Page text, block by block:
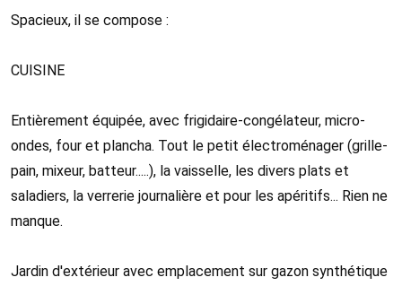
Spacieux, il se compose :
CUISINE
Entièrement équipée, avec frigidaire-congélateur, micro-
ondes, four et plancha. Tout le petit électroménager (grille-
pain, mixeur, batteur.....), la vaisselle, les divers plats et
saladiers, la verrerie journalière et pour les apéritifs... Rien ne
manque.
Jardin d'extérieur avec emplacement sur gazon synthétique